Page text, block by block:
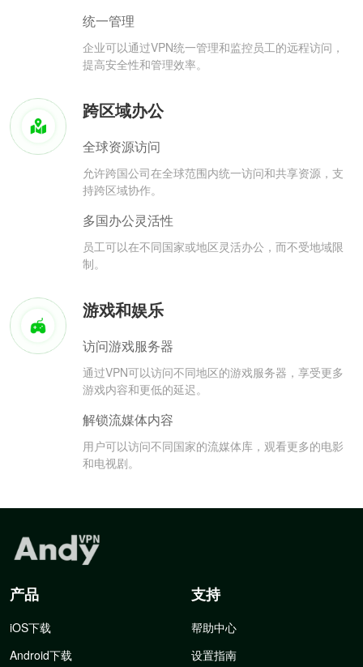
统一管理
企业可以通过VPN统一管理和监控员工的远程访问，
提高安全性和管理效率。
跨区域办公
全球资源访问
允许跨国公司在全球范围内统一访问和共享资源，支
持跨区域协作。
多国办公灵活性
员工可以在不同国家或地区灵活办公，而不受地域限
制。
游戏和娱乐
访问游戏服务器
通过VPN可以访问不同地区的游戏服务器，享受更多
游戏内容和更低的延迟。
解锁流媒体内容
用户可以访问不同国家的流媒体库，观看更多的电影
和电视剧。
产品
iOS下载
Android下载
支持
帮助中心
设置指南